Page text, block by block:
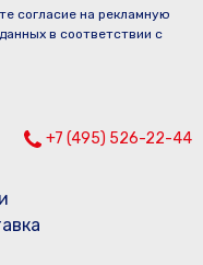
согласие на рекламную
в соответствии с
+7 (495) 526-22-44